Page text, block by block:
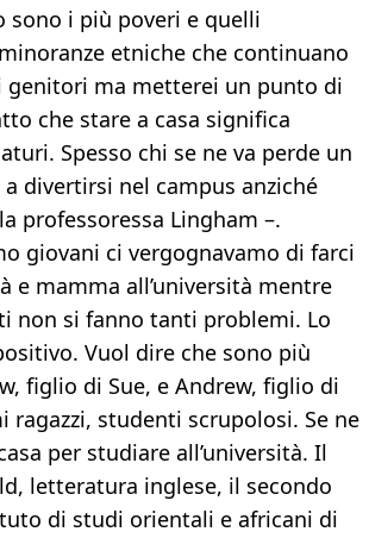
sono i più poveri e quelli
etniche che continuano
genitori ma metterei un punto di
che stare a casa significa
Spesso chi se ne va perde un
divertirsi nel campus anziché
professoressa Lingham –.
giovani ci vergognavamo di farci
e mamma all’università mentre
non si fanno tanti problemi. Lo
Vuol dire che sono più
figlio di Sue, e Andrew, figlio di
ragazzi, studenti scrupolosi. Se ne
per studiare all’università. Il
letteratura inglese, il secondo
di studi orientali e africani di